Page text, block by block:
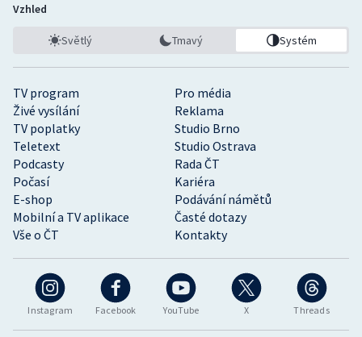
Instagram Facebook YouTube X Threads
TV program
Pro média
Živé vysílání
Reklama
TV poplatky
Studio Brno
Teletext
Studio Ostrava
Podcasty
Rada ČT
Počasí
Kariéra
E-shop
Podávání námětů
Mobilní a TV aplikace
Časté dotazy
Vše o ČT
Kontakty
Vzhled
Světlý Tmavý Systém